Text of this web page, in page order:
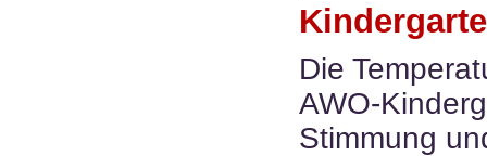
Die
AWO-
Stimmung